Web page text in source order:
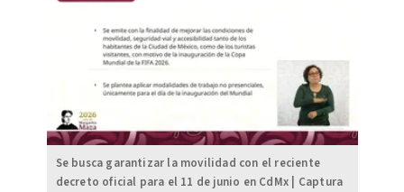
Se busca garantizar la movilidad con el reciente
decreto oficial para el 11 de junio en CdMx | Captura